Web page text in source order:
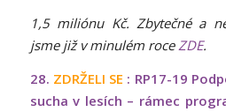
1,5 miliónu Kč. Zbytečné a
jsme již v minulém roce ZDE.
28. ZDRŽELI SE : RP17-19
sucha v lesích – rámec